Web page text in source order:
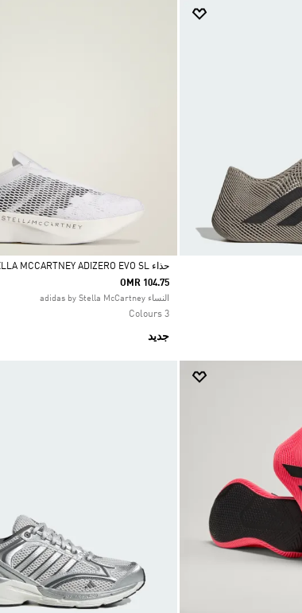
Selected
حذاء ADIDAS BY STELLA MCCARTNEY ADIZERO EVO SL
OMR 104.75
النساء adidas by Stella McCartney
3 Colours
جديد